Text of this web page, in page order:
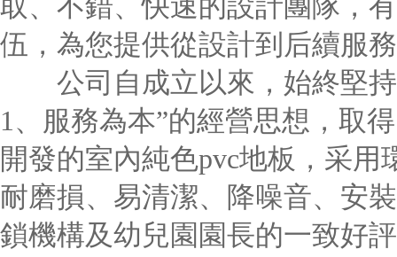
取、不錯、快速的設計團隊，
伍，為您提供從設計到后續服
公司自成立以來，始終堅持
1、服務為本”的經營思想，取
開發的室內純色pvc地板，采
耐磨損、易清潔、降噪音、安
鎖機構及幼兒園園長的一致好